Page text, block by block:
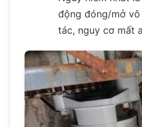
động đóng/mở
tác, nguy cơ mất